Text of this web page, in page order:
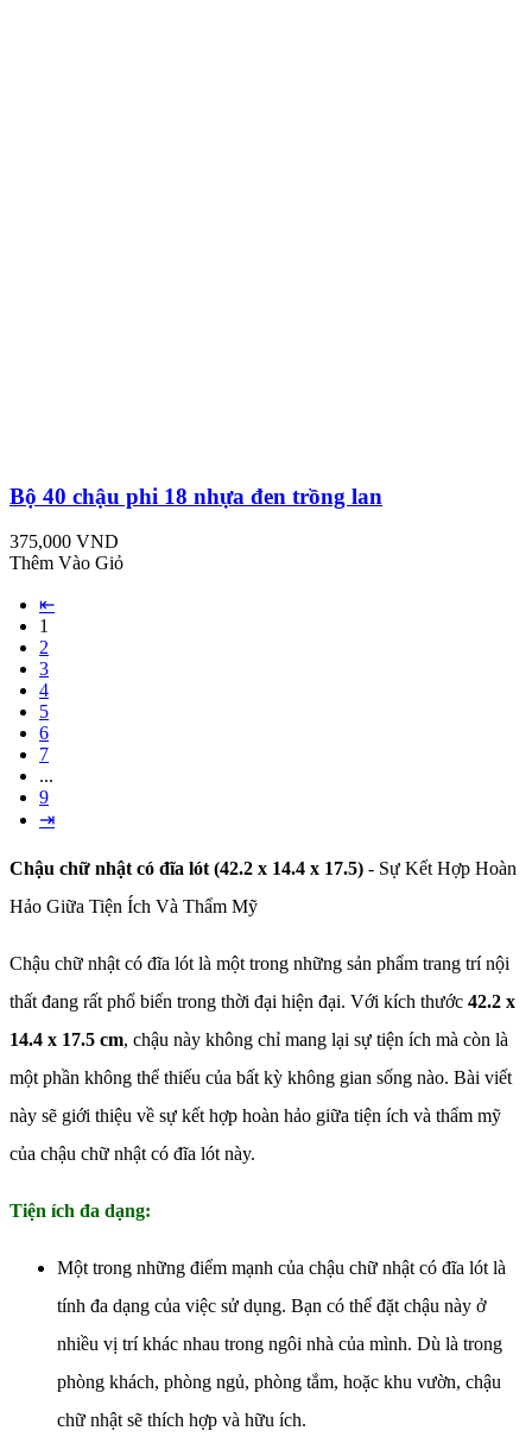
Bộ 40 chậu phi 18 nhựa đen trồng lan
375,000 VND
Thêm Vào Giỏ
⇤
1
2
3
4
5
6
7
...
9
⇥
Chậu chữ nhật có đĩa lót (42.2 x 14.4 x 17.5) - Sự Kết Hợp Hoàn
Hảo Giữa Tiện Ích Và Thẩm Mỹ
Chậu chữ nhật có đĩa lót là một trong những sản phẩm trang trí nội
thất đang rất phổ biến trong thời đại hiện đại. Với kích thước 42.2 x
14.4 x 17.5 cm, chậu này không chỉ mang lại sự tiện ích mà còn là
một phần không thể thiếu của bất kỳ không gian sống nào. Bài viết
này sẽ giới thiệu về sự kết hợp hoàn hảo giữa tiện ích và thẩm mỹ
của chậu chữ nhật có đĩa lót này.
Tiện ích đa dạng:
Một trong những điểm mạnh của chậu chữ nhật có đĩa lót là
tính đa dạng của việc sử dụng. Bạn có thể đặt chậu này ở
nhiều vị trí khác nhau trong ngôi nhà của mình. Dù là trong
phòng khách, phòng ngủ, phòng tắm, hoặc khu vườn, chậu
chữ nhật sẽ thích hợp và hữu ích.